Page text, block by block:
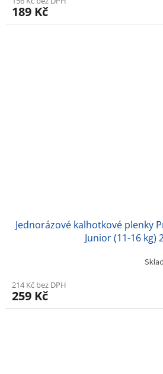
189 Kč
Jednorázové kalhotkové plenky
Junior (11-16 kg)
214 Kč bez DPH
259 Kč